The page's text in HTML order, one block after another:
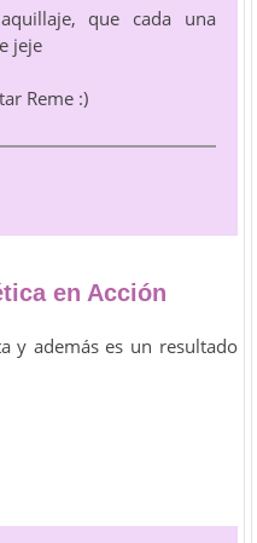
que cada una
jeje
Reme :)
en Acción
y además es un resultado